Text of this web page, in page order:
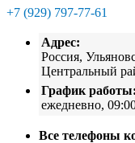
+7 (929) 797-77-61
Адрес:
Россия,
Центральный
График работы:
ежедневно,
Все телефоны